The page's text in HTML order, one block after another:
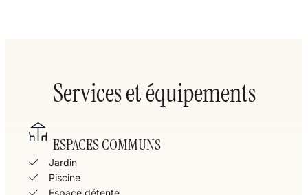
Services et équipements
ESPACES COMMUNS
Jardin
Piscine
Espace détente